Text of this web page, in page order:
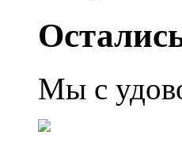
Мы с